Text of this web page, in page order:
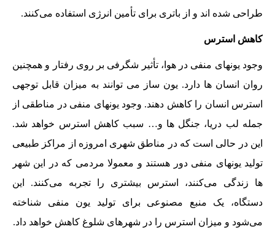
طراحی شده اند و از باتری برای تأمین انرژی استفاده می‌کنند.
کاهش استرس
وجود یونهای منفی در هوا، تأثیر شگرفی بر روی رفتار و همچنین
روان انسان ها دارد. یون ساز می توانند به میزان قابل توجهی
استرس انسان را کاهش دهند. وجود یونهای منفی در مناطقی از
جمله لب دریا، جنگل ها و… سبب کاهش استرس خواهد شد.
این در حالی است که در مناطق شهری امروزه از مراکز طبیعی
تولید یونهای منفی دور هستند و معمولا مردمی که در این شهر
ها زندگی می‌کنند، استرس بیشتری را تجربه می‌کنند. این
دستگاه، یک منبع مصنوعی برای تولید یون منفی شناخته
می‌شود و میزان استرس را در شهرهای شلوغ کاهش خواهد داد.